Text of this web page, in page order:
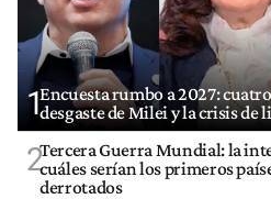
1Encuesta rumbo a 2027:
desgaste de Milei y la crisis de
2Tercera Guerra Mundial: la
cuáles serían los primeros
derrotados